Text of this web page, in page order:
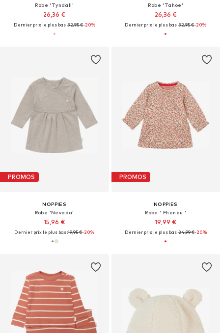
Robe 'Tyndall'
26,36 €
Dernier prix le plus bas :32,95 €-20%
Robe 'Tahoe'
26,36 €
Dernier prix le plus bas :32,95 €-20%
PROMOS
NOPPIES
Robe 'Nevada'
15,96 €
Dernier prix le plus bas :19,95 €-20%
PROMOS
NOPPIES
Robe ' Fheneu '
19,99 €
Dernier prix le plus bas :24,99 €-20%